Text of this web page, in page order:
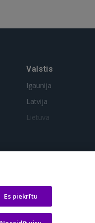
Valstis
Igaunija
Latvija
Lietuva
Es piekrītu